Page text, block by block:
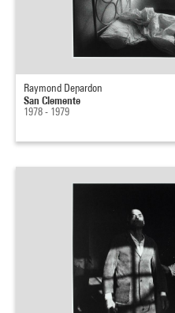
Raymond Depardon
San Clemente
1978 - 1979